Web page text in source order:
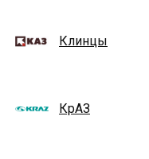
Клинцы
КрАЗ